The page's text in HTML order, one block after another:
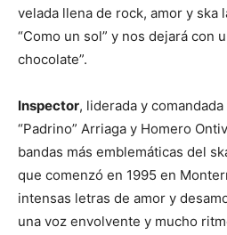
velada llena de rock, amor y ska
“Como un sol” y nos dejará con
chocolate”.
Inspector, liderada y
“Padrino” Arriaga y Homero
bandas más emblemáticas del
que comenzó en 1995 en
intensas letras de amor y
una voz envolvente y mucho